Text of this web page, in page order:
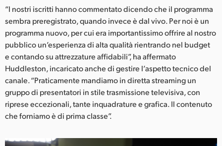
Chinese Taipei
Turkey
UAE
Ukraine
United Kingdom
United States
“I nostri iscritti hanno commentato dicendo che il programma
sembra preregistrato, quando invece è dal vivo. Per noi è un
programma nuovo, per cui era importantissimo offrire al nostro
pubblico un’esperienza di alta qualità rientrando nel budget
e contando su attrezzature affidabili”, ha affermato
Huddleston, incaricato anche di gestire l’aspetto tecnico del
canale. “Praticamente mandiamo in diretta streaming un
gruppo di presentatori in stile trasmissione televisiva, con
riprese eccezionali, tante inquadrature e grafica. Il contenuto
che forniamo è di prima classe”.